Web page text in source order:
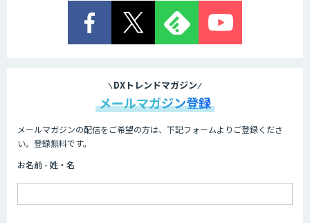
DXトレンドマガジン
メールマガジン登録
メールマガジンの配信をご希望の方は、下記フォームよりご登録くださ
い。登録無料です。
お名前 - 姓・名